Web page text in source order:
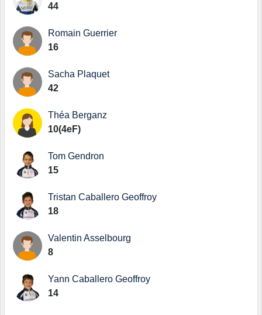
44
Romain Guerrier
16
Sacha Plaquet
42
Théa Berganz
10(4eF)
Tom Gendron
15
Tristan Caballero Geoffroy
18
Valentin Asselbourg
8
Yann Caballero Geoffroy
14